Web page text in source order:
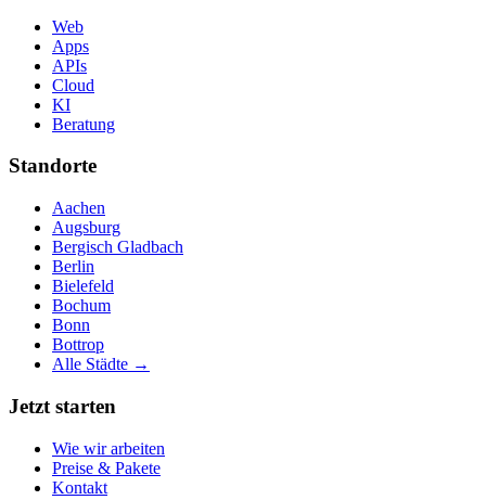
Web
Apps
APIs
Cloud
KI
Beratung
Standorte
Aachen
Augsburg
Bergisch Gladbach
Berlin
Bielefeld
Bochum
Bonn
Bottrop
Alle Städte →
Jetzt starten
Wie wir arbeiten
Preise & Pakete
Kontakt